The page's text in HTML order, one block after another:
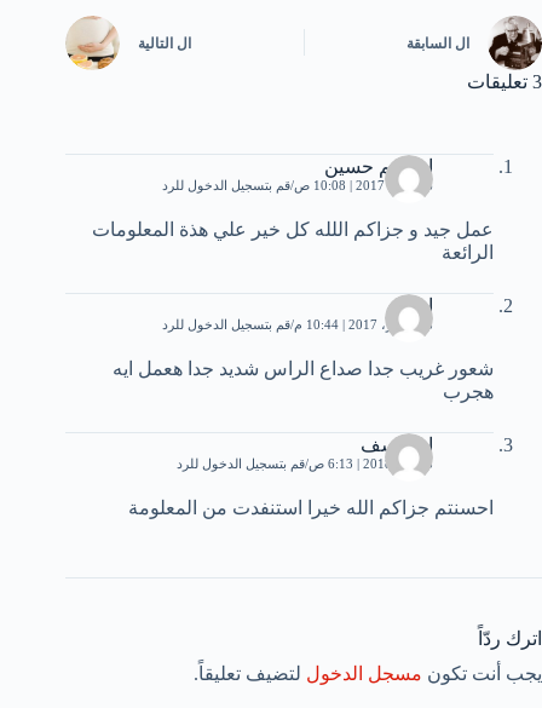
ال السابقة ال التالية
3 تعليقات
ابراهيم حسين
26 مايو، 2017 | 10:08 ص قم بتسجيل الدخول للرد
عمل جيد و جزاكم اللله كل خير علي هذة المعلومات
الرائعة
امي
8 سبتمبر، 2017 | 10:44 م قم بتسجيل الدخول للرد
شعور غريب جدا صداع الراس شديد جدا هعمل ايه
هجرب
ام يوسف
3 يناير، 2018 | 6:13 ص قم بتسجيل الدخول للرد
احسنتم جزاكم الله خيرا استنفدت من المعلومة
اترك ردّاً
يجب أنت تكون مسجل الدخول لتضيف تعليقاً.